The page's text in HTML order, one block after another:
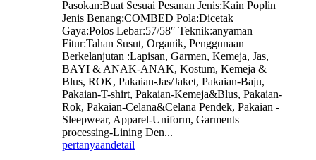
Pasokan:Buat Sesuai Pesanan Jenis:Kain Poplin
Jenis Benang:COMBED Pola:Dicetak
Gaya:Polos Lebar:57/58″ Teknik:anyaman
Fitur:Tahan Susut, Organik, Penggunaan
Berkelanjutan :Lapisan, Garmen, Kemeja, Jas,
BAYI & ANAK-ANAK, Kostum, Kemeja &
Blus, ROK, Pakaian-Jas/Jaket, Pakaian-Baju,
Pakaian-T-shirt, Pakaian-Kemeja&Blus, Pakaian-
Rok, Pakaian-Celana&Celana Pendek, Pakaian -
Sleepwear, Apparel-Uniform, Garments
processing-Lining Den...
pertanyaandetail